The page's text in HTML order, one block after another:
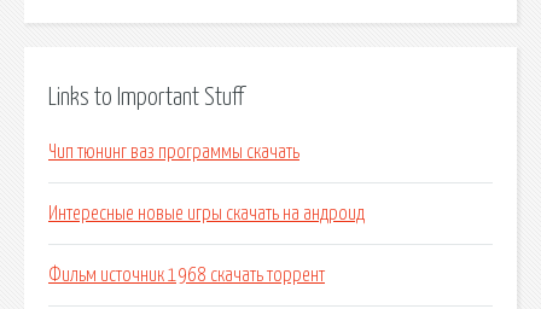
Links to Important Stuff
Чип тюнинг ваз программы скачать
Интересные новые игры скачать на андроид
Фильм источник 1968 скачать торрент